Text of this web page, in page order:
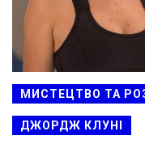
МИСТЕЦТВО ТА
ДЖОРДЖ КЛУНІ